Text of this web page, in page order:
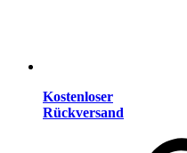
Kostenloser
Rückversand